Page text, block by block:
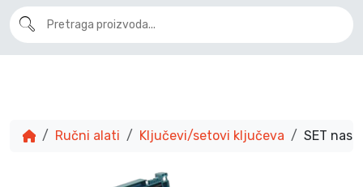
Ručni alati Ključevi/setovi ključeva SET